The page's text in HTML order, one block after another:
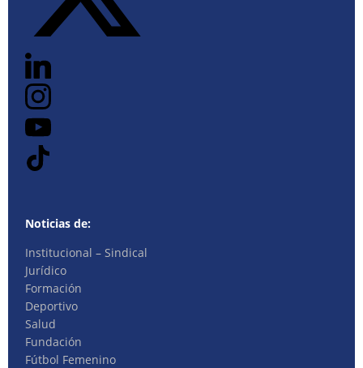
Noticias de:
Institucional – Sindical
Jurídico
Formación
Deportivo
Salud
Fundación
Fútbol Femenino